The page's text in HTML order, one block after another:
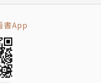
書App